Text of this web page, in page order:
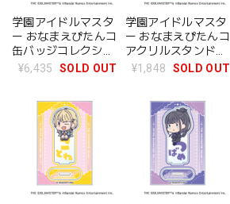
学園アイドルマスタ
ー おなまえぴたんコ
缶バッジコレクショ
ン BOX 全13種
¥6,435 SOLD OUT
学園アイドルマスタ
ー おなまえぴたんコ
アクリルスタンド
A：花海咲季
¥1,848 SOLD OUT